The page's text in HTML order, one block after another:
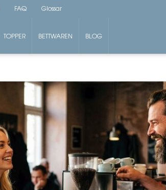
FAQ Glossar
TOPPER BETTWAREN BLOG